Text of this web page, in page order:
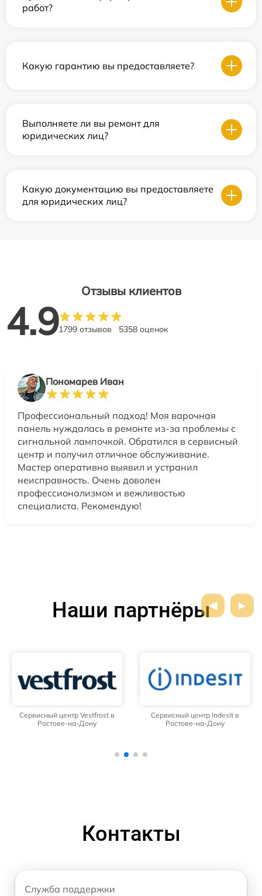
работ?
Какую гарантию вы предоставляете?
Выполняете ли вы ремонт для
юридических лиц?
Какую документацию вы предоставляете
для юридических лиц?
Отзывы клиентов
4.91799 отзывов 5358 оценок
Пономарев Иван
Профессиональный подход! Моя варочная
панель нуждалась в ремонте из-за проблемы с
сигнальной лампочкой. Обратился в сервисный
центр и получил отличное обслуживание.
Мастер оперативно выявил и устранил
неисправность. Очень доволен
профессионализмом и вежливостью
специалиста. Рекомендую!
Наши партнёры
Сервисный центр Vestfrost в
Ростове-на-Дону
Сервисный центр Indesit в
Ростове-на-Дону
Контакты
Служба поддержки